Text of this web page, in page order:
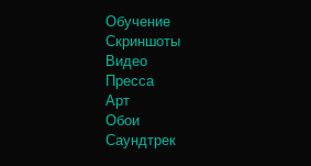
Обучение
Скриншоты
Видео
Пресса
Арт
Обои
Саундтрек